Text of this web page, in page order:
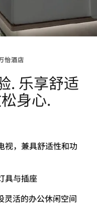
怡酒店
. 乐享舒适
身心.
视，兼具舒适性和功
具与插座
灵活的办公休闲空间